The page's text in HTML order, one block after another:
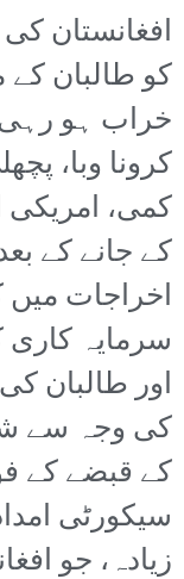
کو طالبان
خراب ہو
کرونا وبا،
کمی، امریکی
کے جانے کے
اخراجات میں
سرمایہ کاری
اور طالبان
کی وجہ سے
کے قبضے کے